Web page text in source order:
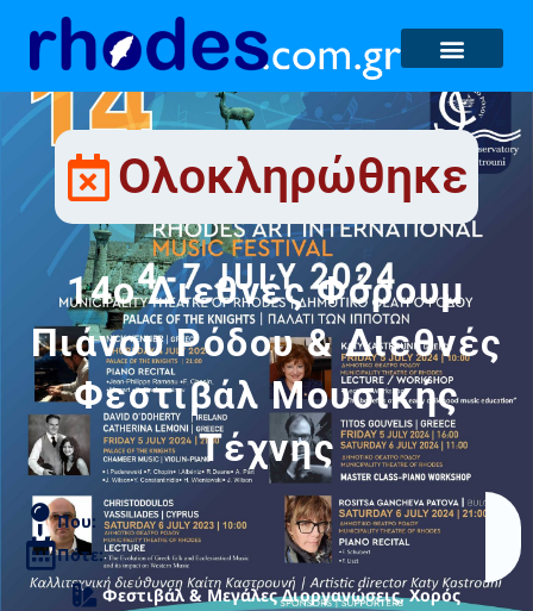
Ολοκληρώθηκε
14o Διεθνές Φόρουμ
Πιάνου Ρόδου & Διεθνές
Φεστιβάλ Μουσικής
Τέχνης
Που:
Πότε:
Φεστιβάλ & Μεγάλες Διοργανώσεις,Χορός